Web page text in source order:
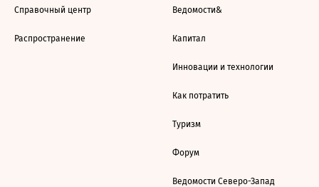
Справочный центр
Распространение
Ведомости&
Капитал
Инновации и технологии
Как потратить
Туризм
Форум
Ведомости Северо-Запад